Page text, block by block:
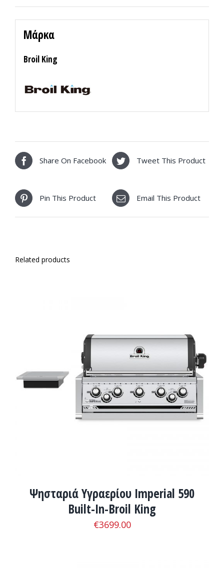
Μάρκα
Broil King
Share On Facebook Tweet This Product
Pin This Product Email This Product
Related products
ΛΕΠΤΟΜΈΡΕΙΕΣ
Ψησταριά Υγραερίου Imperial 590
Built-In-Broil King
€3699.00